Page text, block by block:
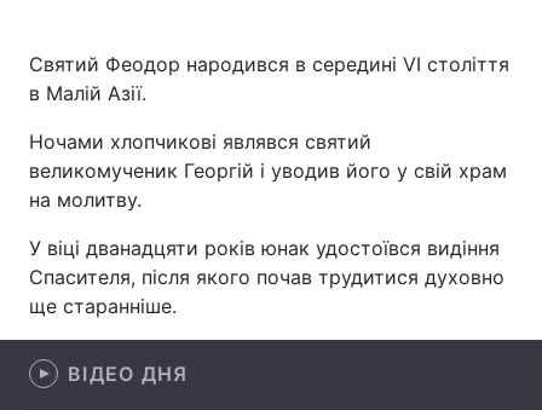
Головна Війна
Україна
Економіка
Святий Феодор народився в середині VI століття
в Малій Азії.
Ночами хлопчикові являвся святий
великомученик Георгій і уводив його у свій храм
на молитву.
У віці дванадцяти років юнак удостоївся видіння
Спасителя, після якого почав трудитися духовно
ще старанніше.
ВІДЕО ДНЯ